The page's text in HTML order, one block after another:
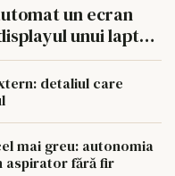
un ecran
unui laptop
detaliul care
mai greu: autonomia
aspirator fără fir